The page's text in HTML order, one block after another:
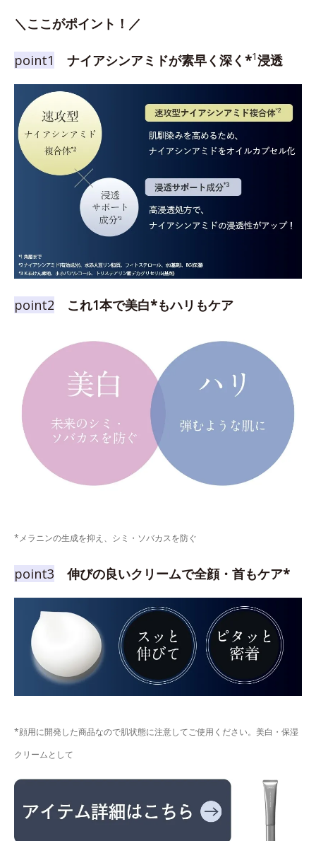
＼ここがポイント！／
point1 ナイアシンアミドが素早く深く*1浸透
point2 これ1本で美白*もハリもケア
*メラニンの生成を抑え、シミ・ソバカスを防ぐ
point3 伸びの良いクリームで全顔・首もケア*
*顔用に開発した商品なので肌状態に注意してご使用ください。美白・保湿
クリームとして